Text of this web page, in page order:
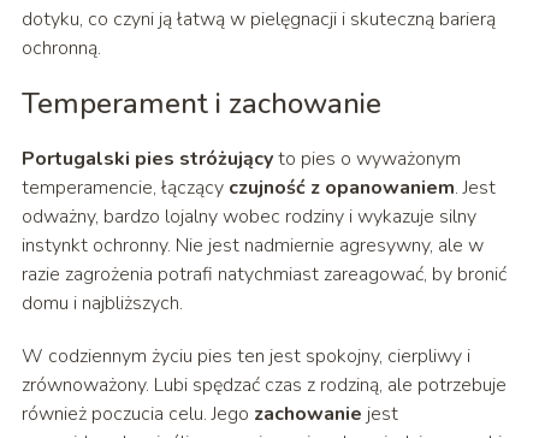
dotyku, co czyni ją łatwą w pielęgnacji i skuteczną barierą
ochronną.
Temperament i zachowanie
Portugalski pies stróżującyto pies o wyważonym
temperamencie, łączący czujność z opanowaniem. Jest
odważny, bardzo lojalny wobec rodziny i wykazuje silny
instynkt ochronny. Nie jest nadmiernie agresywny, ale w
razie zagrożenia potrafi natychmiast zareagować, by bronić
domu i najbliższych.
W codziennym życiu pies ten jest spokojny, cierpliwy i
zrównoważony. Lubi spędzać czas z rodziną, ale potrzebuje
również poczucia celu. Jego zachowanie jest